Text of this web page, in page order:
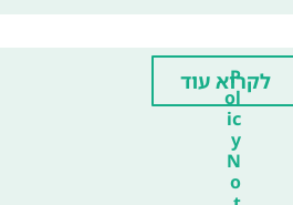
P
ol
ic
y
N
o
לקרוא עוד